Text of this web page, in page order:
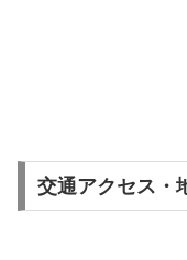
交通アクセス・